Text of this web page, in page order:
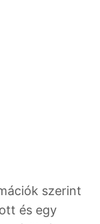
szerint
és egy